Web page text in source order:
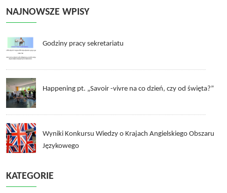
NAJNOWSZE WPISY
Godziny pracy sekretariatu
Happening pt. „Savoir -vivre na co dzień, czy od święta?”
Wyniki Konkursu Wiedzy o Krajach Angielskiego Obszaru
Językowego
KATEGORIE